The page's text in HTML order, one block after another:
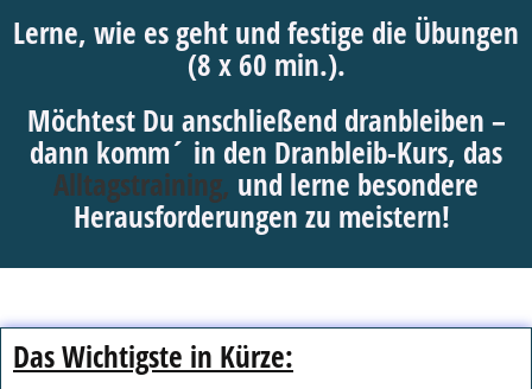
Lerne, wie es geht und festige die Übungen
(8 x 60 min.).
Möchtest Du anschließend dranbleiben –
dann komm´ in den Dranbleib-Kurs, das
Alltagstraining, und lerne besondere
Herausforderungen zu meistern!
Das Wichtigste in Kürze: